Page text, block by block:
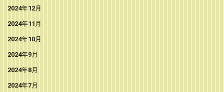
2024年12月
2024年11月
2024年10月
2024年9月
2024年8月
2024年7月